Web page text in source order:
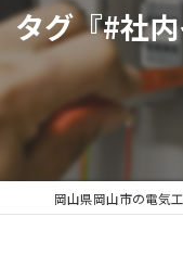
タグ『#社